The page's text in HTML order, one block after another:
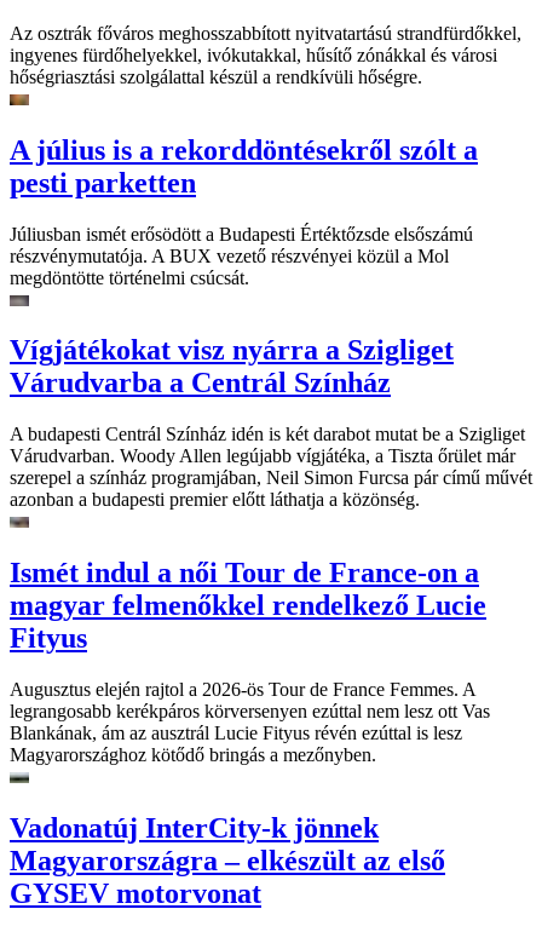
Az osztrák főváros meghosszabbított nyitvatartású strandfürdőkkel,
ingyenes fürdőhelyekkel, ivókutakkal, hűsítő zónákkal és városi
hőségriasztási szolgálattal készül a rendkívüli hőségre.
A július is a rekorddöntésekről szólt a
pesti parketten
Júliusban ismét erősödött a Budapesti Értéktőzsde elsőszámú
részvénymutatója. A BUX vezető részvényei közül a Mol
megdöntötte történelmi csúcsát.
Vígjátékokat visz nyárra a Szigliget
Várudvarba a Centrál Színház
A budapesti Centrál Színház idén is két darabot mutat be a Szigliget
Várudvarban. Woody Allen legújabb vígjátéka, a Tiszta őrület már
szerepel a színház programjában, Neil Simon Furcsa pár című művét
azonban a budapesti premier előtt láthatja a közönség.
Ismét indul a női Tour de France-on a
magyar felmenőkkel rendelkező Lucie
Fityus
Augusztus elején rajtol a 2026-ös Tour de France Femmes. A
legrangosabb kerékpáros körversenyen ezúttal nem lesz ott Vas
Blankának, ám az ausztrál Lucie Fityus révén ezúttal is lesz
Magyarországhoz kötődő bringás a mezőnyben.
Vadonatúj InterCity-k jönnek
Magyarországra – elkészült az első
GYSEV motorvonat